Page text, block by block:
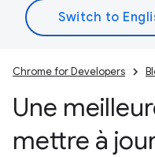
Chrome for Developers
Une
mettre à